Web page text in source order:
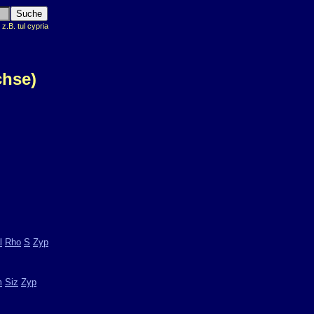
z.B. tul cypria
Rho S Zyp
Siz Zyp